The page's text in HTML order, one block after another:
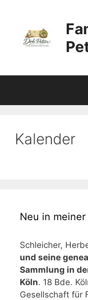
springen
Kalender
Neu in
Schleicher,
und seine
Sammlung in
Köln. 18 Bde.
Gesellschaft für